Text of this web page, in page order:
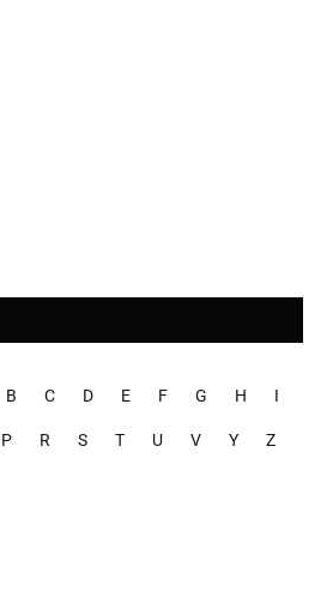
B C D E F G H I
P R S T U V Y Z